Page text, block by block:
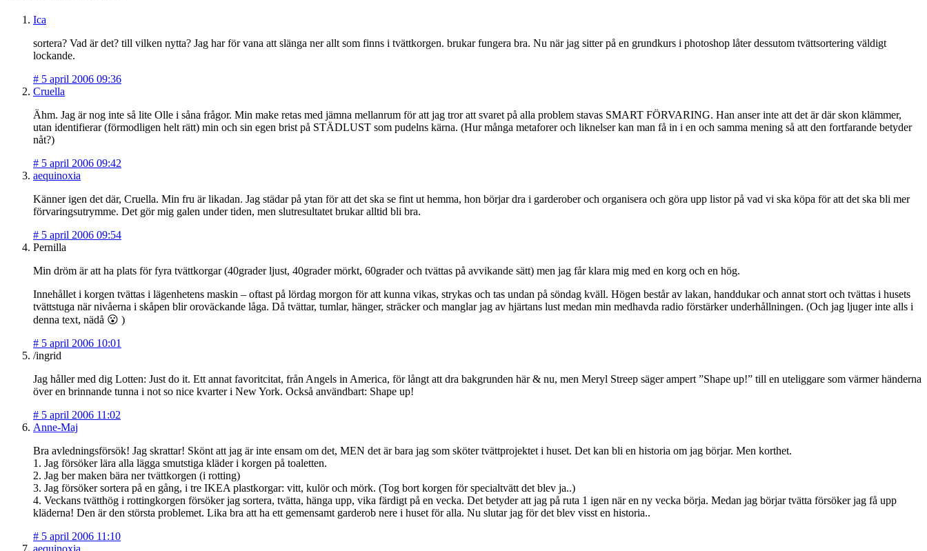
Ica
sortera? Vad är det? till vilken nytta? Jag har för vana att slänga ner allt som finns i tvättkorgen. brukar fungera bra. Nu när jag sitter på en grundkurs i photoshop låter dessutom tvättsortering väldigt
lockande.
# 5 april 2006 09:36
Cruella
Ähm. Jag är nog inte så lite Olle i såna frågor. Min make retas med jämna mellanrum för att jag tror att svaret på alla problem stavas SMART FÖRVARING. Han anser inte att det är där skon klämmer,
utan identifierar (förmodligen helt rätt) min och sin egen brist på STÄDLUST som pudelns kärna. (Hur många metaforer och liknelser kan man få in i en och samma mening så att den fortfarande betyder
nåt?)
# 5 april 2006 09:42
aequinoxia
Känner igen det där, Cruella. Min fru är likadan. Jag städar på ytan för att det ska se fint ut hemma, hon börjar dra i garderober och organisera och göra upp listor på vad vi ska köpa för att det ska bli mer
förvaringsutrymme. Det gör mig galen under tiden, men slutresultatet brukar alltid bli bra.
# 5 april 2006 09:54
Pernilla
Min dröm är att ha plats för fyra tvättkorgar (40grader ljust, 40grader mörkt, 60grader och tvättas på avvikande sätt) men jag får klara mig med en korg och en hög.
Innehållet i korgen tvättas i lägenhetens maskin – oftast på lördag morgon för att kunna vikas, strykas och tas undan på söndag kväll. Högen består av lakan, handdukar och annat stort och tvättas i husets
tvättstuga när nivåerna i skåpen blir oroväckande låga. Då tvättar, tumlar, hänger, sträcker och manglar jag av hjärtans lust medan min medhavda radio förstärker underhållningen. (Och jag ljuger inte alls i
denna text, nädå 😮 )
# 5 april 2006 10:01
/ingrid
Jag håller med dig Lotten: Just do it. Ett annat favoritcitat, från Angels in America, för långt att dra bakgrunden här & nu, men Meryl Streep säger ampert ”Shape up!” till en uteliggare som värmer händerna
över en brinnande tunna i not so nice kvarter i New York. Också användbart: Shape up!
# 5 april 2006 11:02
Anne-Maj
Bra avledningsförsök! Jag skrattar! Skönt att jag är inte ensam om det, MEN det är bara jag som sköter tvättprojektet i huset. Det kan bli en historia om jag börjar. Men korthet.
1. Jag försöker lära alla lägga smutstiga kläder i korgen på toaletten.
2. Jag ber maken bära ner tvättkorgen (i rotting)
3. Jag försöker sortera på en gång, i tre IKEA plastkorgar: vitt, kulör och mörk. (Tog bort korgen för specialtvätt det blev ja..)
4. Veckans tvätthög i rottingkorgen försöker jag sortera, tvätta, hänga upp, vika färdigt på en vecka. Det betyder att jag på ruta 1 igen när en ny vecka börja. Medan jag börjar tvätta försöker jag få upp
kläderna! Den är den största problemet. Lika bra att ha ett gemensamt garderob nere i huset för alla. Nu slutar jag för det blev visst en historia..
# 5 april 2006 11:10
aequinoxia